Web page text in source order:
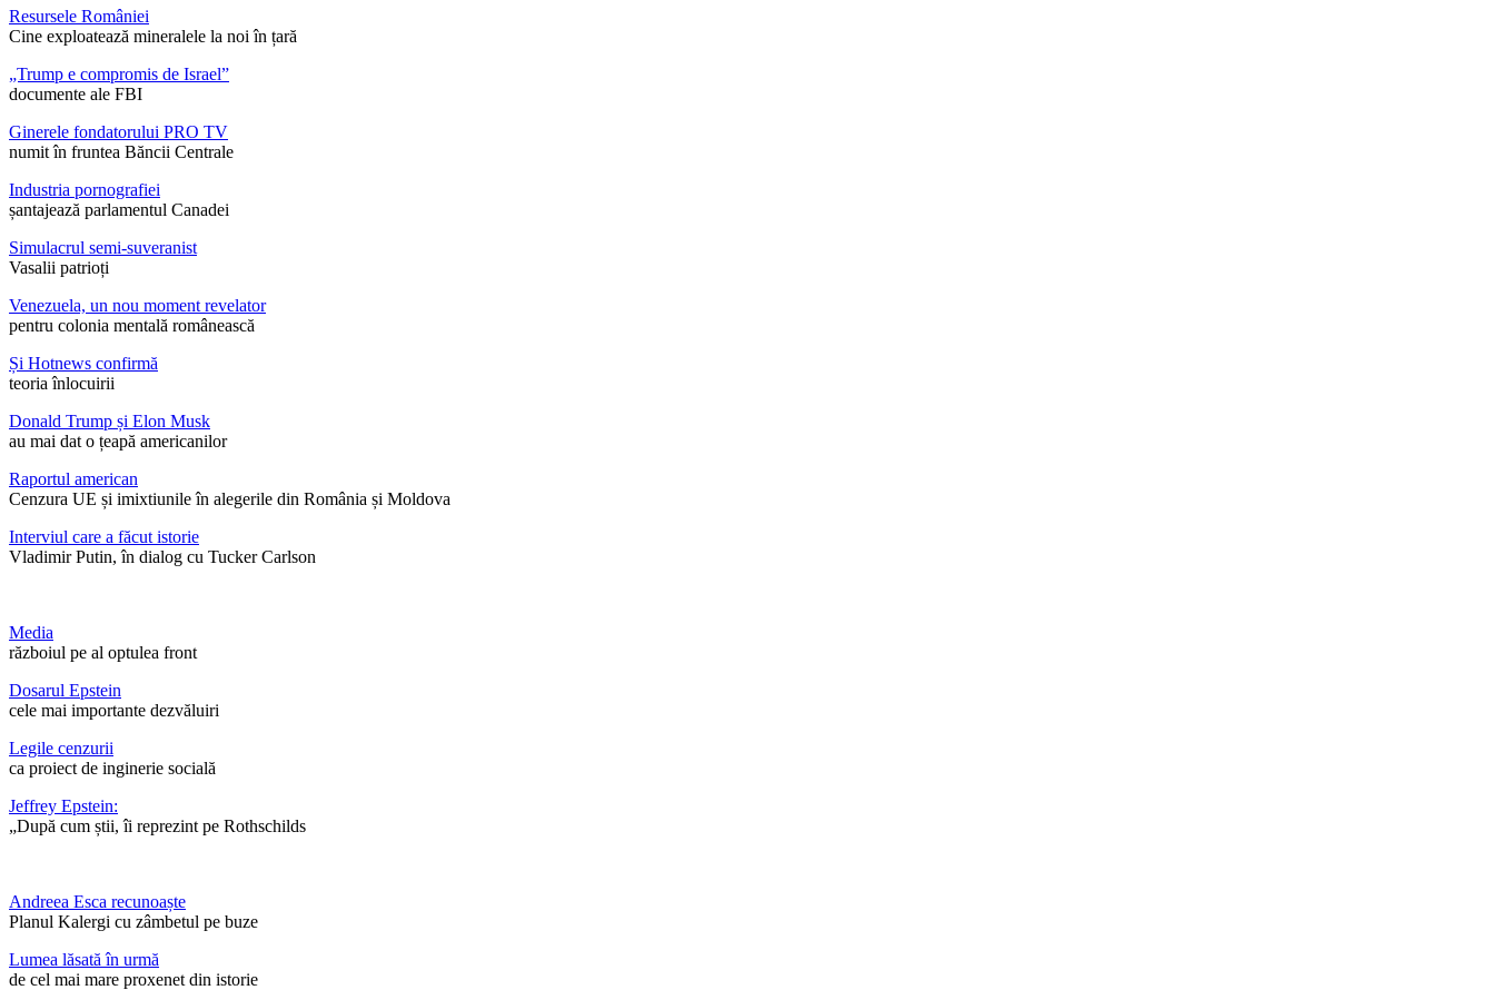
Resursele României
Cine exploatează mineralele la noi în țară
„Trump e compromis de Israel”
documente ale FBI
Ginerele fondatorului PRO TV
numit în fruntea Băncii Centrale
Industria pornografiei
șantajează parlamentul Canadei
Simulacrul semi-suveranist
Vasalii patrioți
Venezuela, un nou moment revelator
pentru colonia mentală românească
Și Hotnews confirmă
teoria înlocuirii
Donald Trump și Elon Musk
au mai dat o țeapă americanilor
Raportul american
Cenzura UE și imixtiunile în alegerile din România și Moldova
Interviul care a făcut istorie
Vladimir Putin, în dialog cu Tucker Carlson
Media
războiul pe al optulea front
Dosarul Epstein
cele mai importante dezvăluiri
Legile cenzurii
ca proiect de inginerie socială
Jeffrey Epstein:
„După cum știi, îi reprezint pe Rothschilds
Andreea Esca recunoaște
Planul Kalergi cu zâmbetul pe buze
Lumea lăsată în urmă
de cel mai mare proxenet din istorie